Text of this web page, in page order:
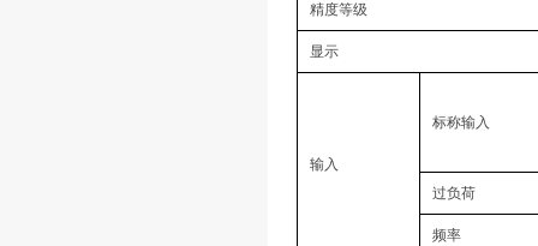
精度等级
显示
输入
标称输入
过负荷
频率